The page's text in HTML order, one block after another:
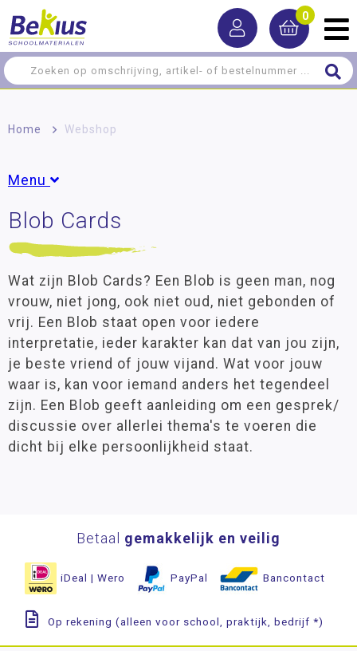
0
Home > Webshop
Menu
Rekenen
Taal
Lezen
Schrijven
Zelfstandig werken
Wereldoriëntatie
STEAM
Engels
Wetenschap en techniek
Blob Cards
Colorcards
De Coole Kikker
Diversen
Dobbelstenen
Blob Cards
Wat zijn Blob Cards? Een Blob is geen man, nog
vrouw, niet jong, ook niet oud, niet gebonden of
vrij. Een Blob staat open voor iedere
interpretatie, ieder karakter kan dat van jou zijn,
je beste vriend of jouw vijand. Wat voor jouw
waar is, kan voor iemand anders het tegendeel
zijn. Een Blob geeft aanleiding om een gesprek/
discussie over allerlei thema's te voeren die
dicht bij elke persoonlijkheid staat.
Betaal gemakkelijk en veilig
iDeal | Wero PayPal Bancontact
Op rekening (alleen voor school, praktijk, bedrijf *)